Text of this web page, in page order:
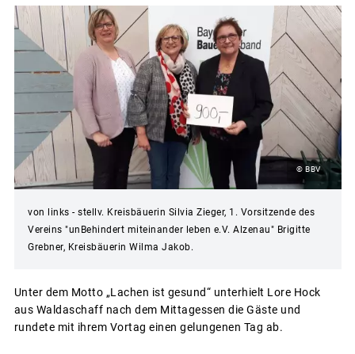
© BBV
von links - stellv. Kreisbäuerin Silvia Zieger, 1. Vorsitzende des
Vereins "unBehindert miteinander leben e.V. Alzenau" Brigitte
Grebner, Kreisbäuerin Wilma Jakob.
Unter dem Motto „Lachen ist gesund“ unterhielt Lore Hock
aus Waldaschaff nach dem Mittagessen die Gäste und
rundete mit ihrem Vortag einen gelungenen Tag ab.